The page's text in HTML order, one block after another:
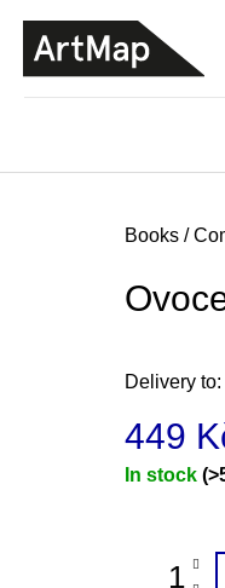
Home
Books /
Delivery to:
449
Measure
In stock
BACK
SHOPPING
BACK
SHOPPING